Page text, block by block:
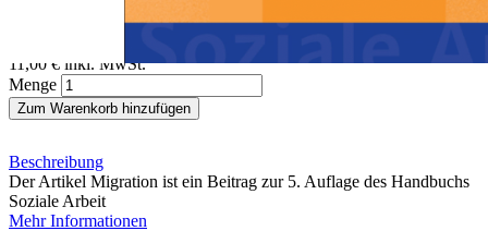
11,00 € inkl. MwSt.
Menge
Zum Warenkorb hinzufügen
Beschreibung
Der Artikel Migration ist ein Beitrag zur 5. Auflage des Handbuchs
Soziale Arbeit
Mehr Informationen